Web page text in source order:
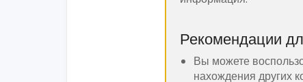
Рекомендации
Вы можете
нахождения других